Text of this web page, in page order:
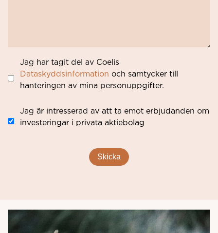
Jag har tagit del av Coelis
Dataskyddsinformation och samtycker till
hanteringen av mina personuppgifter.
Jag är intresserad av att ta emot erbjudanden om
investeringar i privata aktiebolag
Skicka